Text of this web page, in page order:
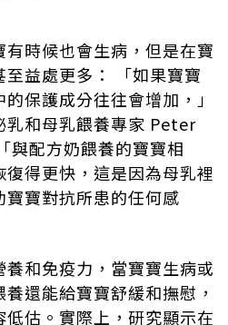
時候也會生病，但是在寶
益處更多： 「如果寶寶
保護成分往往會增加，」
乳和母乳餵養專家 Peter
配方奶餵養的寶寶相
得更快，這是因為母乳裡
寶對抗所患的任何感
和免疫力，當寶寶生病或
還能給寶寶舒緩和撫慰，
估。實際上，研究顯示在